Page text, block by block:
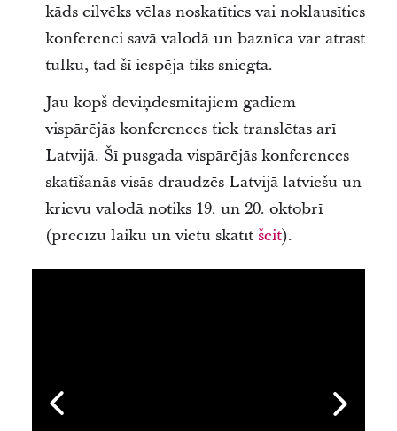
kāds cilvēks vēlas noskatīties vai noklausīties
konferenci savā valodā un baznīca var atrast
tulku, tad šī iespēja tiks sniegta.
Jau kopš deviņdesmitajiem gadiem
vispārējās konferences tiek translētas arī
Latvijā. Šī pusgada vispārējās konferences
skatīšanās visās draudzēs Latvijā latviešu un
krievu valodā notiks 19. un 20. oktobrī
(precīzu laiku un vietu skatīt šeit).